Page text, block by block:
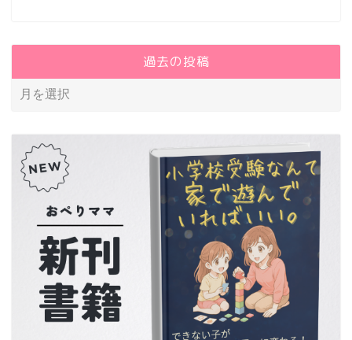
過去の投稿